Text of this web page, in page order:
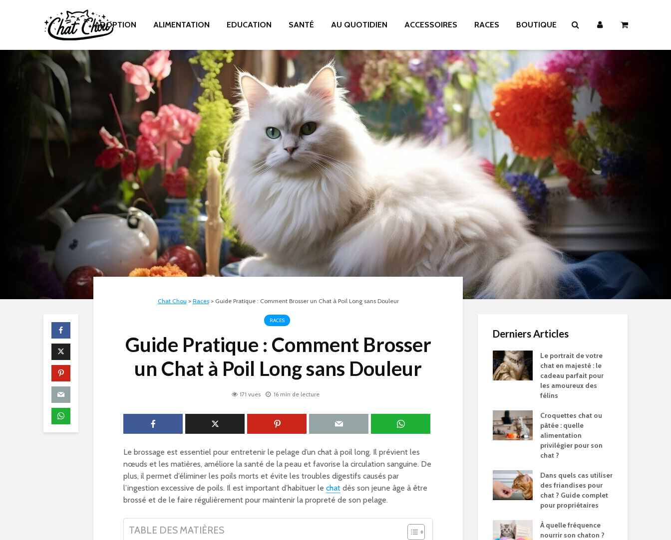
ADOPTION ALIMENTATION EDUCATION SANTÉ AU QUOTIDIEN ACCESSOIRES RACES BOUTIQUE
Chat Chou > Races> Guide Pratique : Comment Brosser un Chat à Poil Long sans Douleur
RACES
Guide Pratique : Comment Brosser
un Chat à Poil Long sans Douleur
171 vues 16 min de lecture
Le brossage est essentiel pour entretenir le pelage d’un chat à poil long. Il prévient les
nœuds et les matières, améliore la santé de la peau et favorise la circulation sanguine. De
plus, il permet d’éliminer les poils morts et évite les troubles digestifs causés par
l’ingestion excessive de poils. Il est important d’habituer le chat dès son jeune âge à être
brossé et de le faire régulièrement pour maintenir la propreté de son pelage.
TABLE DES MATIÈRES
Derniers Articles
Le portrait de votre
chat en majesté : le
cadeau parfait pour
les amoureux des
félins
Croquettes chat ou
pâtée : quelle
alimentation
privilégier pour son
chat ?
Dans quels cas utiliser
des friandises pour
chat ? Guide complet
pour propriétaires
À quelle fréquence
nourrir son chaton ?